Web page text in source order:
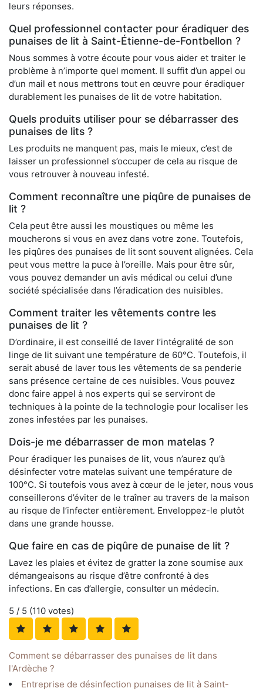
leurs réponses.
Quel professionnel contacter pour éradiquer des
punaises de lit à Saint-Étienne-de-Fontbellon ?
Nous sommes à votre écoute pour vous aider et traiter le
problème à n’importe quel moment. Il suffit d’un appel ou
d’un mail et nous mettrons tout en œuvre pour éradiquer
durablement les punaises de lit de votre habitation.
Quels produits utiliser pour se débarrasser des
punaises de lits ?
Les produits ne manquent pas, mais le mieux, c’est de
laisser un professionnel s’occuper de cela au risque de
vous retrouver à nouveau infesté.
Comment reconnaître une piqûre de punaises de
lit ?
Cela peut être aussi les moustiques ou même les
moucherons si vous en avez dans votre zone. Toutefois,
les piqûres des punaises de lit sont souvent alignées. Cela
peut vous mettre la puce à l’oreille. Mais pour être sûr,
vous pouvez demander un avis médical ou celui d’une
société spécialisée dans l’éradication des nuisibles.
Comment traiter les vêtements contre les
punaises de lit ?
D’ordinaire, il est conseillé de laver l’intégralité de son
linge de lit suivant une température de 60°C. Toutefois, il
serait abusé de laver tous les vêtements de sa penderie
sans présence certaine de ces nuisibles. Vous pouvez
donc faire appel à nos experts qui se serviront de
techniques à la pointe de la technologie pour localiser les
zones infestées par les punaises.
Dois-je me débarrasser de mon matelas ?
Pour éradiquer les punaises de lit, vous n’aurez qu’à
désinfecter votre matelas suivant une température de
100°C. Si toutefois vous avez à cœur de le jeter, nous vous
conseillerons d’éviter de le traîner au travers de la maison
au risque de l’infecter entièrement. Enveloppez-le plutôt
dans une grande housse.
Que faire en cas de piqûre de punaise de lit ?
Lavez les plaies et évitez de gratter la zone soumise aux
démangeaisons au risque d’être confronté à des
infections. En cas d’allergie, consulter un médecin.
5 / 5 (110 votes)
Comment se débarrasser des punaises de lit dans
l'Ardèche ?
Entreprise de désinfection punaises de lit à Saint-